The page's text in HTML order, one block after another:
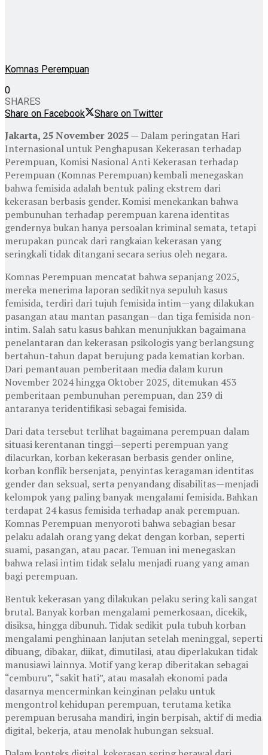
Komnas Perempuan
0
SHARES
Share on Facebook
Share on Twitter
Jakarta, 25 November 2025— Dalam peringatan Hari
Internasional untuk Penghapusan Kekerasan terhadap
Perempuan, Komisi Nasional Anti Kekerasan terhadap
Perempuan (Komnas Perempuan) kembali menegaskan
bahwa femisida adalah bentuk paling ekstrem dari
kekerasan berbasis gender. Komisi menekankan bahwa
pembunuhan terhadap perempuan karena identitas
gendernya bukan hanya persoalan kriminal semata, tetapi
merupakan puncak dari rangkaian kekerasan yang
seringkali tidak ditangani secara serius oleh negara.
Komnas Perempuan mencatat bahwa sepanjang 2025,
mereka menerima laporan sedikitnya sepuluh kasus
femisida, terdiri dari tujuh femisida intim—yang dilakukan
pasangan atau mantan pasangan—dan tiga femisida non-
intim. Salah satu kasus bahkan menunjukkan bagaimana
penelantaran dan kekerasan psikologis yang berlangsung
bertahun-tahun dapat berujung pada kematian korban.
Dari pemantauan pemberitaan media dalam kurun
November 2024 hingga Oktober 2025, ditemukan 453
pemberitaan pembunuhan perempuan, dan 239 di
antaranya teridentifikasi sebagai femisida.
Dari data tersebut terlihat bagaimana perempuan dalam
situasi kerentanan tinggi—seperti perempuan yang
dilacurkan, korban kekerasan berbasis gender online,
korban konflik bersenjata, penyintas keragaman identitas
gender dan seksual, serta penyandang disabilitas—menjadi
kelompok yang paling banyak mengalami femisida. Bahkan
terdapat 24 kasus femisida terhadap anak perempuan.
Komnas Perempuan menyoroti bahwa sebagian besar
pelaku adalah orang yang dekat dengan korban, seperti
suami, pasangan, atau pacar. Temuan ini menegaskan
bahwa relasi intim tidak selalu menjadi ruang yang aman
bagi perempuan.
Bentuk kekerasan yang dilakukan pelaku sering kali sangat
brutal. Banyak korban mengalami pemerkosaan, dicekik,
disiksa, hingga dibunuh. Tidak sedikit pula tubuh korban
mengalami penghinaan lanjutan setelah meninggal, seperti
dibuang, dibakar, diikat, dimutilasi, atau diperlakukan tidak
manusiawi lainnya. Motif yang kerap diberitakan sebagai
“cemburu”, “sakit hati”, atau masalah ekonomi pada
dasarnya mencerminkan keinginan pelaku untuk
mengontrol kehidupan perempuan, terutama ketika
perempuan berusaha mandiri, ingin berpisah, aktif di media
digital, bekerja, atau menolak hubungan seksual.